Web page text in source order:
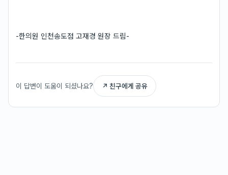
-한의원 인천송도점 고재경 원장 드림-
이 답변이 도움이 되셨나요? ↗ 친구에게 공유